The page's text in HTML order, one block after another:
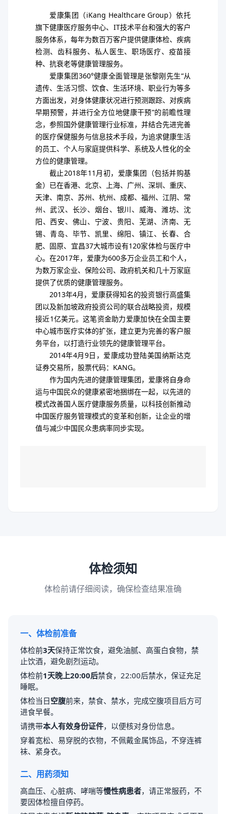
爱康集团（iKang Healthcare Group）依托
旗下健康医疗服务中心、IT技术平台和强大的客户
服务体系，每年为数百万客户提供健康体检、疾病
检测、齿科服务、私人医生、职场医疗、疫苗接
种、抗衰老等健康管理服务。
爱康集团360°健康全面管理是张黎刚先生“从
遗传、生活习惯、饮食、生活环境、职业行为等多
方面出发，对身体健康状况进行预测跟踪、对疾病
早期预警，并进行全方位地健康干预”的前瞻性理
念，参照国外健康管理行业标准，并结合先进完善
的医疗保健服务与信息技术手段，为追求健康生活
的员工、个人与家庭提供科学、系统及人性化的全
方位的健康管理。
截止2018年11月初，爱康集团（包括并购基
金）已在香港、北京、上海、广州、深圳、重庆、
天津、南京、苏州、杭州、成都、福州、江阴、常
州、武汉、长沙、烟台、银川、威海、潍坊、沈
阳、西安、佛山、宁波、贵阳、芜湖、济南、无
锡、青岛、毕节、凯里、绵阳、镇江、长春、合
肥、固原、宜昌37大城市设有120家体检与医疗中
心。在2017年，爱康为600多万企业员工和个人，
为数万家企业、保险公司、政府机关和几十万家庭
提供了优质的健康管理服务。
2013年4月，爱康获得知名的投资银行高盛集
团以及新加坡政府投资公司的联合战略投资，规模
接近1亿美元。这笔资金助力爱康加快在全国主要
中心城市医疗实体的扩张，建立更为完善的客户服
务平台，以打造行业领先的健康管理平台。
2014年4月9日，爱康成功登陆美国纳斯达克
证券交易所，股票代码：KANG。
作为国内先进的健康管理集团，爱康将自身命
运与中国民众的健康紧密地捆绑在一起，以先进的
模式改善国人医疗健康服务质量，以科技创新推动
中国医疗服务管理模式的变革和创新，让企业的增
值与减少中国民众患病率同步实现。
体检须知
体检前请仔细阅读，确保检查结果准确
一、体检前准备
体检前3天保持正常饮食，避免油腻、高蛋白食物，禁
止饮酒，避免剧烈运动。
体检前1天晚上20:00后禁食，22:00后禁水，保证充足
睡眠。
体检当日空腹前来，禁食、禁水，完成空腹项目后方可
进食早餐。
请携带本人有效身份证件，以便核对身份信息。
穿着宽松、易穿脱的衣物，不佩戴金属饰品，不穿连裤
袜、紧身衣。
二、用药须知
高血压、心脏病、哮喘等慢性病患者，请正常服药，不
要因体检擅自停药。